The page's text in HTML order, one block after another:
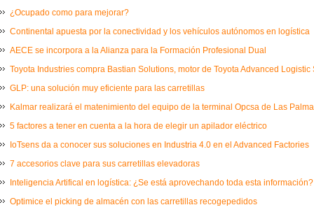
¿Ocupado como para mejorar?
Continental apuesta por la conectividad y los vehículos autónomos en logística
AECE se incorpora a la Alianza para la Formación Profesional Dual
Toyota Industries compra Bastian Solutions, motor de Toyota Advanced Logistic
GLP: una solución muy eficiente para las carretillas
Kalmar realizará el matenimiento del equipo de la terminal Opcsa de Las
5 factores a tener en cuenta a la hora de elegir un apilador eléctrico
IoTsens da a conocer sus soluciones en Industria 4.0 en el Advanced Factories
7 accesorios clave para sus carretillas elevadoras
Inteligencia Artifical en logística: ¿Se está aprovechando toda esta información?
Optimice el picking de almacén con las carretillas recogepedidos